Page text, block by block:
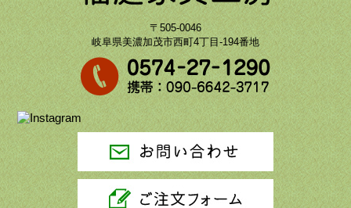
〒505-0046
岐阜県美濃加茂市西町4丁目-194番地